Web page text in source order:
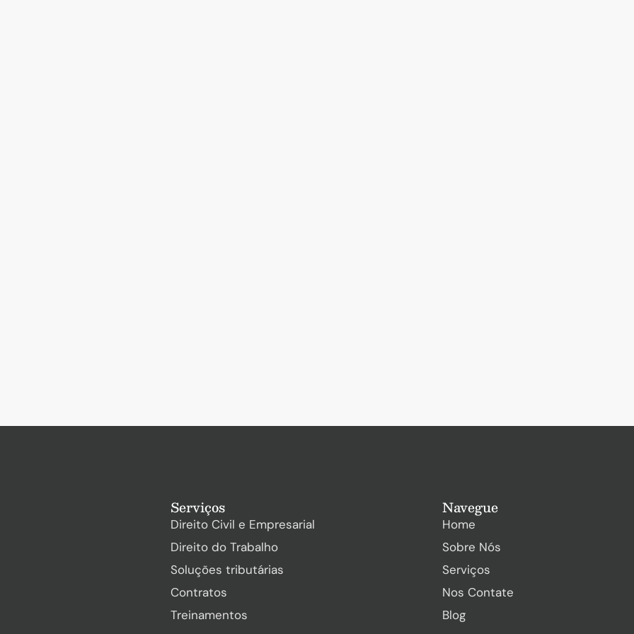
Serviços
Direito Civil e Empresarial
Direito do Trabalho
Soluções tributárias
Contratos
Treinamentos
Navegue
Home
Sobre Nós
Serviços
Nos Contate
Blog